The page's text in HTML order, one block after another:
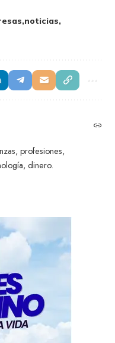
noticias
profesiones,
dinero.